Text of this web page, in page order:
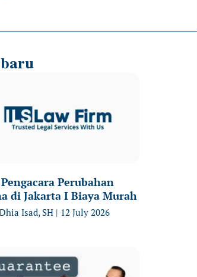
Pengacara Perubahan
di Jakarta I Biaya Murah
Isad, SH 12 July 2026